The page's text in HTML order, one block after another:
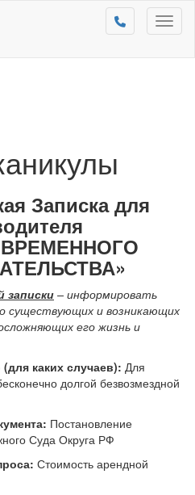
Записка для
записки – информировать
существующих и возникающих
его жизнь и
(для каких случаев): Для
долгой безвозмездной
Постановление
Суда Округа РФ
Стоимость арендной